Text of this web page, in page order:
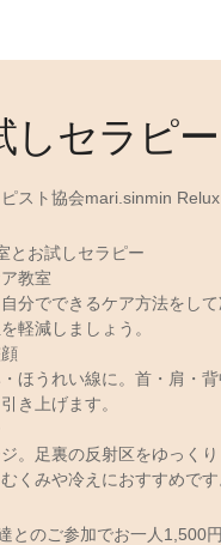
しセラピー
スト協会mari.sinmin Relux
とお試しセラピー
教室
分でできるケア方法をし
軽減しましょう。
ほうれい線に。首・肩・
き上げます。
。足裏の反射区をゆっく
くみや冷えにおすすめです
とのご参加でお一人1,500